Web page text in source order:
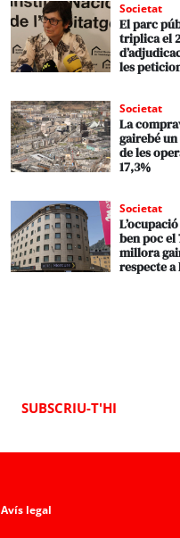
Societat
El parc
triplica el
les
Societat
La
gairebé
de les
17,3%
Societat
ben poc
millora
respecte a
SUBSCRIU-T'HI
Avís legal